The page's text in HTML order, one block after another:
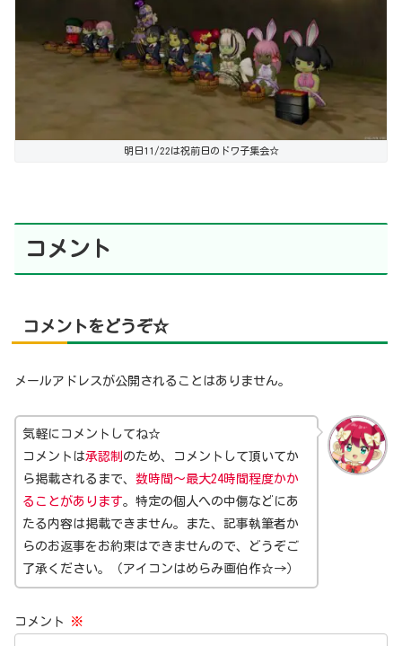
明日11/22は祝前日のドワ子集会☆
コメント
コメントをどうぞ☆
メールアドレスが公開されることはありません。
気軽にコメントしてね☆
コメントは承認制 のため、コメントして頂いてか
ら掲載されるまで、 数時間～最大24時間程度かか
ることがあります。特定の個人への中傷などにあ
たる内容は掲載できません。また、記事執筆者か
らのお返事をお約束はできませんので、どうぞご
了承ください。（アイコンはめらみ画伯作☆→）
コメント ※